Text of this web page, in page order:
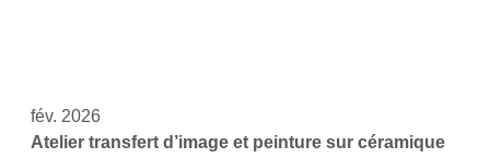
fév. 2026
Atelier transfert d’image et peinture sur céramique